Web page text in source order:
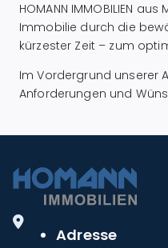
HOMANN IMMOBILIEN
Immobilie durch die
kürzester Zeit – zum
Im Vordergrund unserer
Anforderungen und
Adresse